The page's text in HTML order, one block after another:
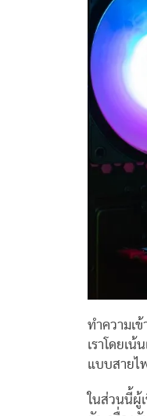
ทำความเ
เราโดยเ
แบบสายไ
ในส่วนนี้ผู้